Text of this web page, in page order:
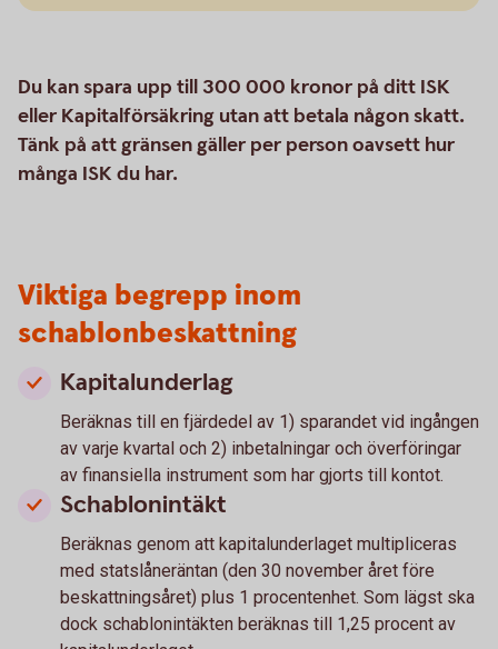
Du kan spara upp till 300 000 kronor på ditt ISK
eller Kapitalförsäkring utan att betala någon skatt.
Tänk på att gränsen gäller per person oavsett hur
många ISK du har.
Viktiga begrepp inom
schablonbeskattning
Kapitalunderlag
Beräknas till en fjärdedel av 1) sparandet vid ingången
av varje kvartal och 2) inbetalningar och överföringar
av finansiella instrument som har gjorts till kontot.
Schablonintäkt
Beräknas genom att kapitalunderlaget multipliceras
med statslåneräntan (den 30 november året före
beskattningsåret) plus 1 procentenhet. Som lägst ska
dock schablonintäkten beräknas till 1,25 procent av